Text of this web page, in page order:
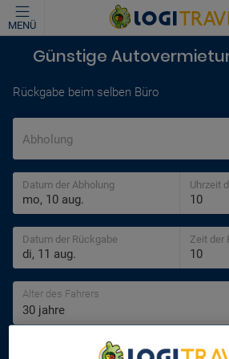
MENÜ
Günstige
Rückgabe beim selben Büro
Abholung
Datum der Abholung Uhrzeit
Datum der Rückgabe Zeit der
Alter des Fahrers
30 jahre